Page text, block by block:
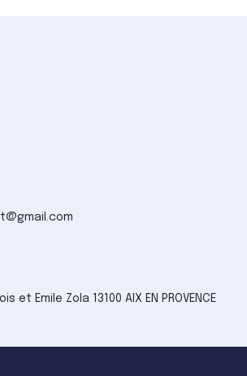
et Emile Zola 13100 AIX EN PROVENCE